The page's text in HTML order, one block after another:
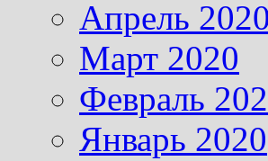
Апрель 2020
Март 2020
Февраль
Январь 2020